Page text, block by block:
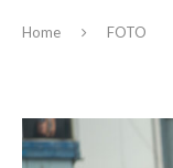
Home FOTO